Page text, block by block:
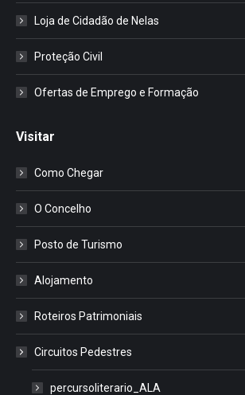
Loja de Cidadão de Nelas
Proteção Civil
Ofertas de Emprego e Formação
Visitar
Como Chegar
O Concelho
Posto de Turismo
Alojamento
Roteiros Patrimoniais
Circuitos Pedestres
percursoliterario_ALA